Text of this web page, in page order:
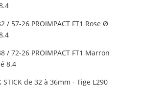
/ 57-26 PROIMPACT FT1 Rose Ø
/ 72-26 PROIMPACT FT1 Marron
8.4
STICK de 32 à 36mm - Tige L290